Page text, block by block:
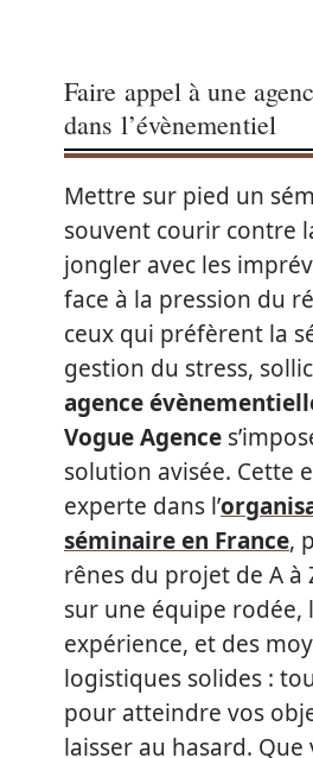
Faire appel à une
dans l’évènementiel
Mettre sur pied un
souvent courir contre
jongler avec les
face à la pression du
ceux qui préfèrent la
gestion du stress,
agence
Vogue Agence
solution avisée. Cette
experte dans l’
séminaire en France,
rênes du projet de A à
sur une équipe rodée,
expérience, et des
logistiques solides :
pour atteindre vos
laisser au hasard. Que